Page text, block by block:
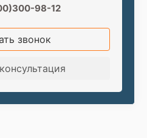
98-12
звонок